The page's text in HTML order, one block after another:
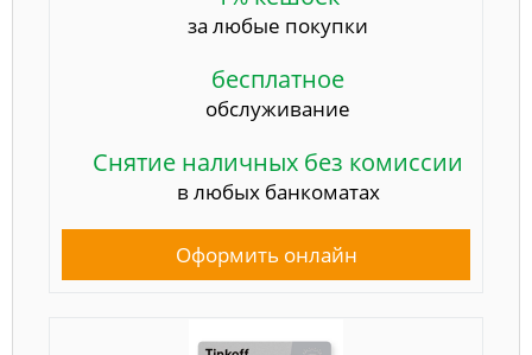
за любые покупки
бесплатное
обслуживание
Снятие наличных без комиссии
в любых банкоматах
Оформить онлайн